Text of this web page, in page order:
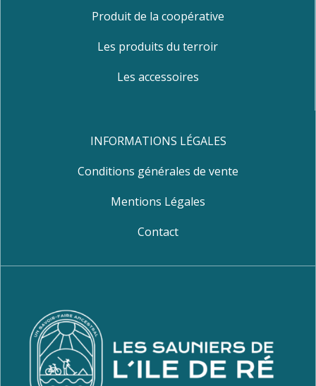
Produit de la coopérative
Les produits du terroir
Les accessoires
INFORMATIONS LÉGALES
Conditions générales de vente
Mentions Légales
Contact